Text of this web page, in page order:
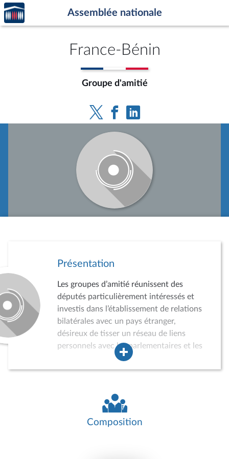
Aller au contenu
Aller en bas de la page
Accèder
à la
page
Assemblée nationale
France-Bénin
Groupe d'amitié
Présentation
Les groupes d’amitié réunissent des
députés particulièrement intéressés et
investis dans l’établissement de relations
bilatérales avec un pays étranger,
désireux de tisser un réseau de liens
personnels avec les parlementaires et les
acteurs de la vie politique, économique,
sociale et culturelle du pays concerné.
peuvent conduire des auditions,
participer à divers événements, recevoir
des délégations de parlementaires
Composition